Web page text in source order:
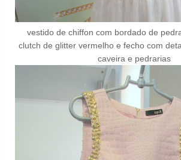
vestido de chiffon com bordado de
clutch de glitter vermelho e fecho com
caveira e pedrarias